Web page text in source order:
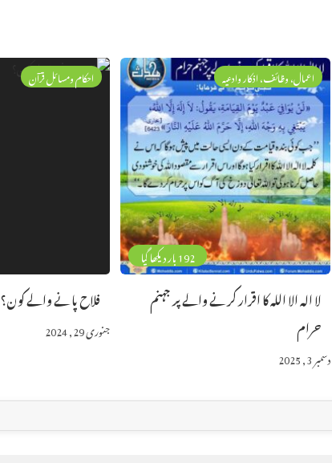
احکام ومسائل قرآن
فلاح پانے والے کون؟
جنوری 29, 2024
192 بار دیکھا گیا
اعمال، وظائف، اذکار وادعیہ
لا الہ الا اللہ کا اقرار کرنے والے پر جہنم
حرام
دسمبر 3, 2025